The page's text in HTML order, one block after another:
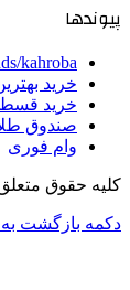
پیوندها
kahroba
خرید
خرید
صندوق
وام فوری
کلیه حقوق
دکمه بازگشت به